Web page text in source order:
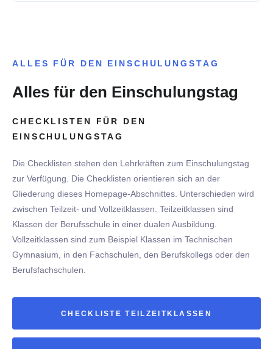
ALLES FÜR DEN EINSCHULUNGSTAG
Alles für den Einschulungstag
CHECKLISTEN FÜR DEN
EINSCHULUNGSTAG
Die Checklisten stehen den Lehrkräften zum Einschulungstag
zur Verfügung. Die Checklisten orientieren sich an der
Gliederung dieses Homepage-Abschnittes. Unterschieden wird
zwischen Teilzeit- und Vollzeitklassen. Teilzeitklassen sind
Klassen der Berufsschule in einer dualen Ausbildung.
Vollzeitklassen sind zum Beispiel Klassen im Technischen
Gymnasium, in den Fachschulen, den Berufskollegs oder den
Berufsfachschulen.
CHECKLISTE TEILZEITKLASSEN